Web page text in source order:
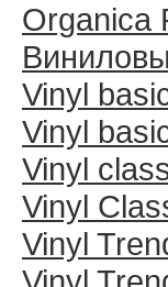
Organica
Vinyl
Vinyl
Vinyl
Vinyl
Vinyl